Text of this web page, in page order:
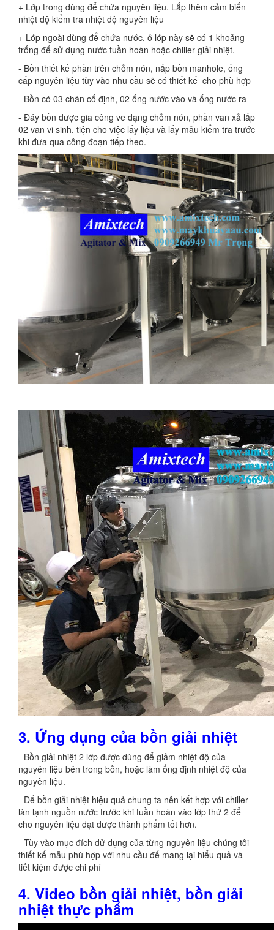
+ Lớp trong dùng để chứa nguyên liệu. Lắp thêm cảm biến
nhiệt độ kiểm tra nhiệt độ nguyên liệu
+ Lớp ngoài dùng để chứa nước, ở lớp này sẽ có 1 khoảng
trống để sử dụng nước tuần hoàn hoặc chiller giải nhiệt.
- Bồn thiết kế phần trên chỏm nón, nắp bồn manhole, ống
cấp nguyên liệu tùy vào nhu cầu sẽ có thiết kế cho phù hợp
- Bồn có 03 chân cố định, 02 ống nước vào và ống nước ra
- Đáy bồn được gia công ve dạng chỏm nón, phần van xả lắp
02 van vi sinh, tiện cho việc lấy liệu và lấy mẫu kiểm tra trước
khi đưa qua công đoạn tiếp theo.
3. Ứng dụng của bồn giải nhiệt
- Bồn giải nhiệt 2 lớp được dùng để giảm nhiệt độ của
nguyên liệu bên trong bồn, hoặc làm ổng định nhiệt độ của
nguyên liệu.
- Để bồn giải nhiệt hiệu quả chung ta nên kết hợp với chiller
làn lạnh nguồn nước trước khi tuần hoàn vào lớp thứ 2 để
cho nguyên liệu đạt được thành phẩm tốt hơn.
- Tùy vào mục đích dử dụng của từng nguyên liệu chúng tôi
thiết kế mẫu phù hợp với nhu cầu để mang lại hiểu quả và
tiết kiệm được chi phí
4. Video bồn giải nhiệt, bồn giải
nhiệt thực phẩm